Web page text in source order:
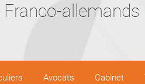
allemands
Avocats Cabinet